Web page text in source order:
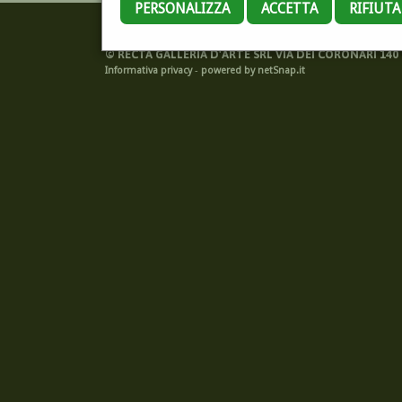
PERSONALIZZA ACCETTA
©RECTA GALLERIA D'ARTE SRL VIA DEI CORONARI
Informativa privacy- powered by netSnap.it